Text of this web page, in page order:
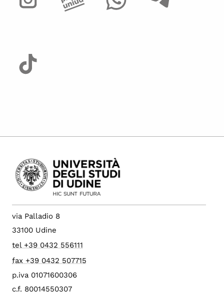
via Palladio 8
33100 Udine
tel +39 0432 556111
fax +39 0432 507715
p.iva 01071600306
c.f. 80014550307